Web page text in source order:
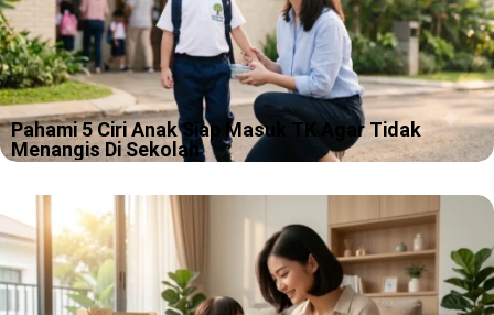
Pahami 5 Ciri Anak Siap Masuk TK Agar Tidak
Menangis Di Sekolah
antar, anak salaman, lalu kamu pulang. Tapi versi kenyataannya
kadang lebih mirip adegan drama keluarga, hanya saja pemeran
utamanya masih pakai…